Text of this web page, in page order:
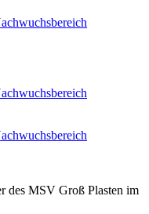
des MSV Groß Plasten im